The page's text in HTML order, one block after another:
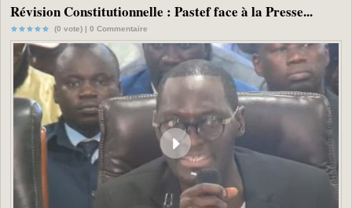
Révision Constitutionnelle : Pastef face à la Presse...
(0 vote) | 0 Commentaire